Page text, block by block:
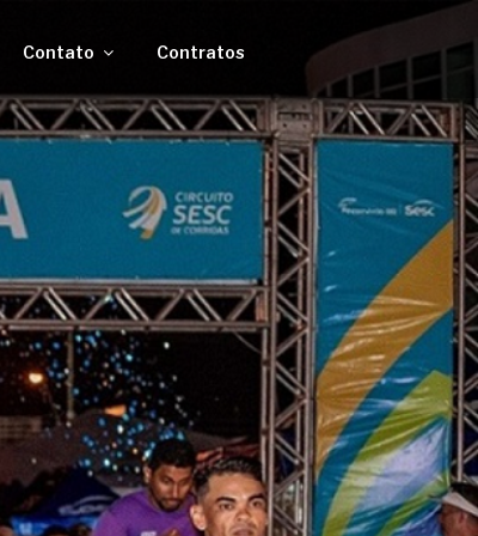
Contato Contratos